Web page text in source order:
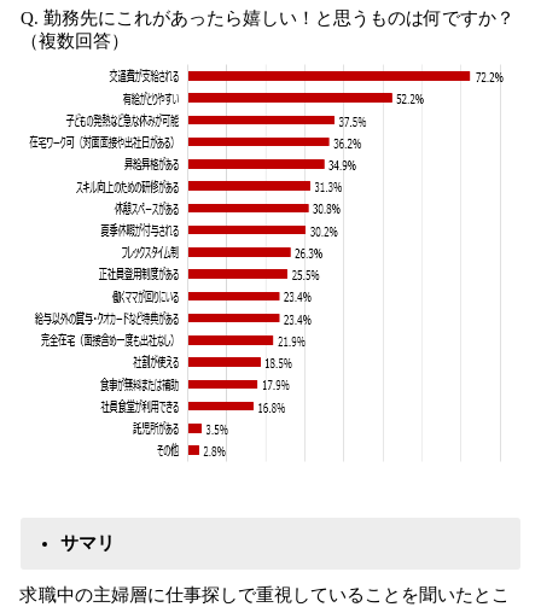
Q. 勤務先にこれがあったら嬉しい！と思うものは何ですか？
（複数回答）
サマリ
求職中の主婦層に仕事探しで重視していることを聞いたとこ